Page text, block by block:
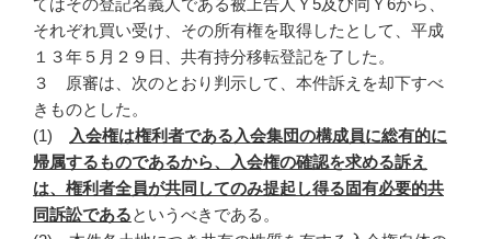
てはその登記名義人である被上告人Ｙ5及び同Ｙ6から、
それぞれ買い受け、その所有権を取得したとして、平成
１３年５月２９日、共有持分移転登記を了した。
３ 原審は、次のとおり判示して、本件訴えを却下すべ
きものとした。
(1)
入会権は権利者である入会集団の構成員に総有的に
帰属するものであるから、入会権の確認を求める訴え
は、権利者全員が共同してのみ提起し得る固有必要的共
同訴訟であるというべきである。